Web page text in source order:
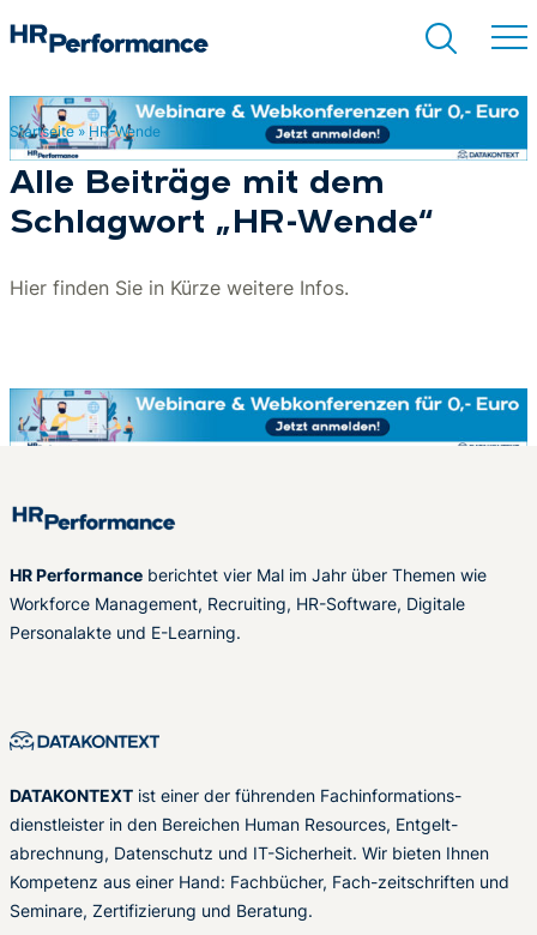
Suchen
Startseite» HR-Wende
Alle Beiträge mit dem
Schlagwort „HR-Wende“
Hier finden Sie in Kürze weitere Infos.
HR Performance berichtet vier Mal im Jahr über Themen wie
Workforce Management, Recruiting, HR-Software, Digitale
Personalakte und E-Learning.
DATAKONTEXT ist einer der führenden Fachinformations-
dienstleister in den Bereichen Human Resources, Entgelt-
abrechnung, Datenschutz und IT-Sicherheit. Wir bieten Ihnen
Kompetenz aus einer Hand: Fachbücher, Fach-zeitschriften und
Seminare, Zertifizierung und Beratung.